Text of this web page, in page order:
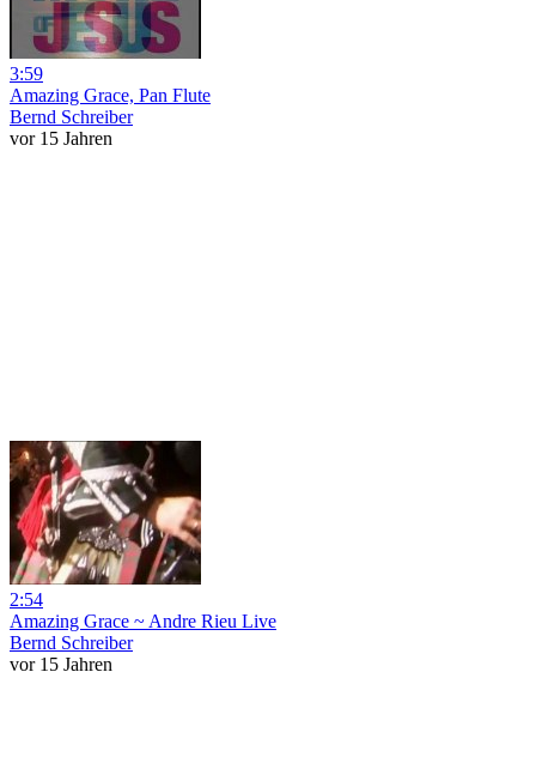
3:59
Amazing Grace, Pan Flute
Bernd Schreiber
vor 15 Jahren
2:54
Amazing Grace ~ Andre Rieu Live
Bernd Schreiber
vor 15 Jahren